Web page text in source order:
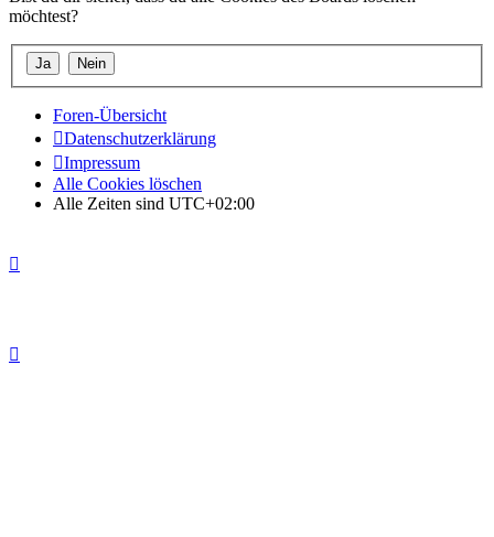
möchtest?
Foren-Übersicht
Datenschutzerklärung
Impressum
Alle Cookies löschen
Alle Zeiten sind UTC+02:00